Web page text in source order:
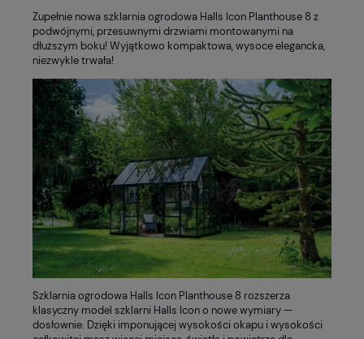
Zupełnie nowa szklarnia ogrodowa Halls Icon Planthouse 8 z
podwójnymi, przesuwnymi drzwiami montowanymi na
dłuższym boku! Wyjątkowo kompaktowa, wysoce elegancka,
niezwykle trwała!
Szklarnia ogrodowa Halls Icon Planthouse 8 rozszerza
klasyczny model szklarni Halls Icon o nowe wymiary —
dosłownie. Dzięki imponującej wysokości okapu i wysokości